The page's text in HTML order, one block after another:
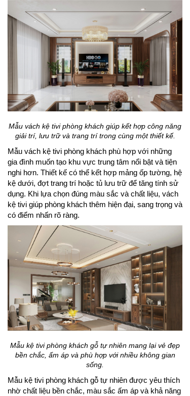
Mẫu vách kệ tivi phòng khách giúp kết hợp công năng
giải trí, lưu trữ và trang trí trong cùng một thiết kế.
Mẫu vách kệ tivi phòng khách phù hợp với những
gia đình muốn tạo khu vực trung tâm nổi bật và tiện
nghi hơn. Thiết kế có thể kết hợp mảng ốp tường, hệ
kệ dưới, đợt trang trí hoặc tủ lưu trữ để tăng tính sử
dụng. Khi lựa chọn đúng màu sắc và chất liệu, vách
kệ tivi giúp phòng khách thêm hiện đại, sang trọng và
có điểm nhấn rõ ràng.
Mẫu kệ tivi phòng khách gỗ tự nhiên mang lại vẻ đẹp
bền chắc, ấm áp và phù hợp với nhiều không gian
sống.
Mẫu kệ tivi phòng khách gỗ tự nhiên được yêu thích
nhờ chất liệu bền chắc, màu sắc ấm áp và khả năng